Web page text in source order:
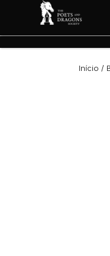
Início /